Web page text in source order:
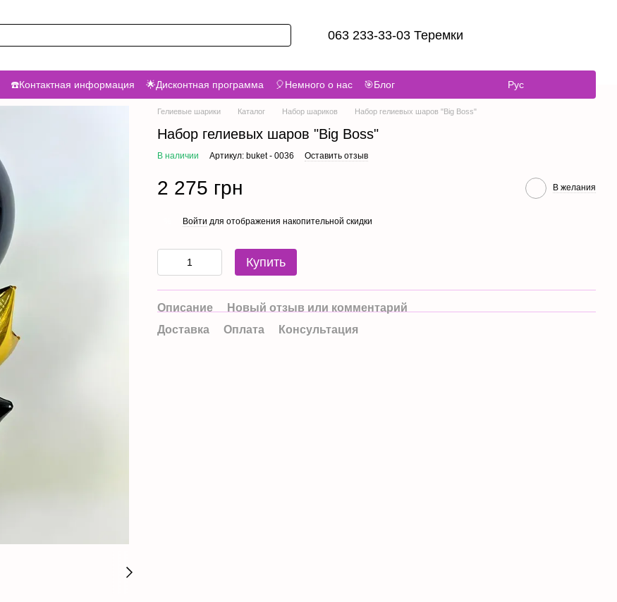
063 233-33-03 Теремки
☎️Контактная информация 🌟Дисконтная программа 🎈Немного о нас 🎯Блог Рус
Гелиевые шарики Каталог Набор шариков Набор гелиевых шаров "Big Boss"
Набор гелиевых шаров "Big Boss"
В наличии Артикул: buket - 0036 Оставить отзыв
2 275 грн В желания
Войти для отображения накопительной скидки
Купить
Описание
Новый отзыв или комментарий
Доставка
Оплата Консультация